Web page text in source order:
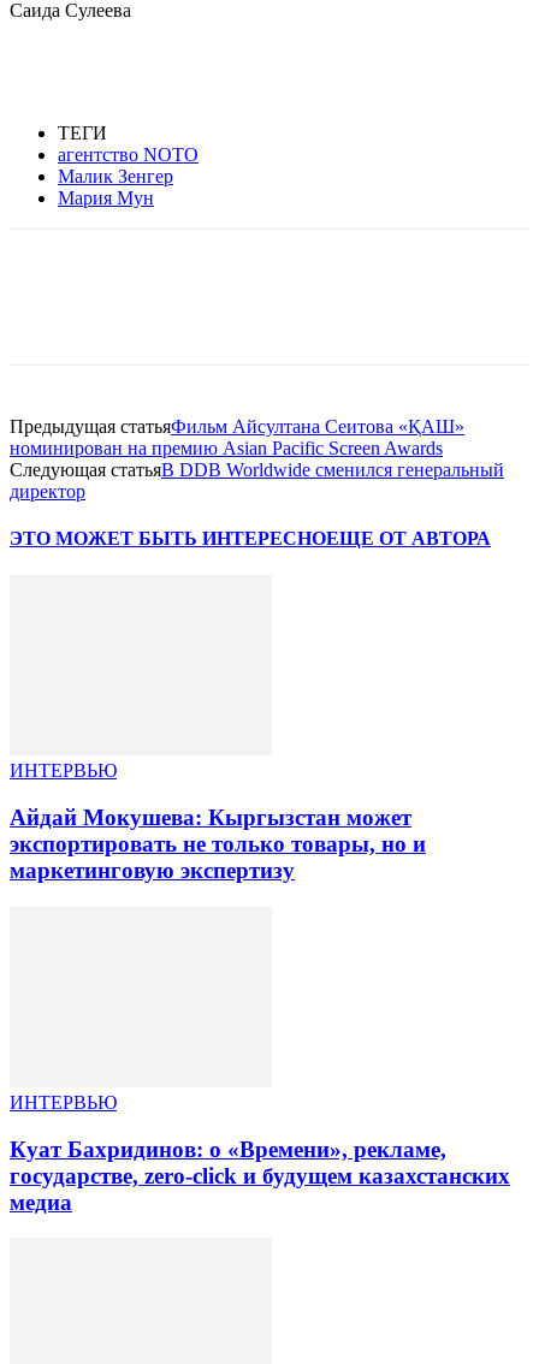
Саида Сулеева
ТЕГИ
агентство NOTO
Малик Зенгер
Мария Мун
Предыдущая статьяФильм Айсултана Сеитова «ҚАШ»
номинирован на премию Asian Pacific Screen Awards
Следующая статьяВ DDB Worldwide сменился генеральный
директор
ЭТО МОЖЕТ БЫТЬ ИНТЕРЕСНОЕЩЕ ОТ АВТОРА
ИНТЕРВЬЮ
Айдай Мокушева: Кыргызстан может
экспортировать не только товары, но и
маркетинговую экспертизу
ИНТЕРВЬЮ
Куат Бахридинов: о «Времени», рекламе,
государстве, zero-click и будущем казахстанских
медиа